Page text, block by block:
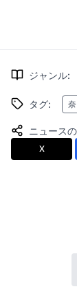
ジャンル:
タグ:
ニュース
X